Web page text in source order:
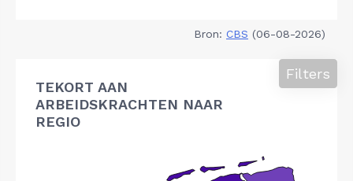
Bron: CBS (06-08-2026)
TEKORT AAN
ARBEIDSKRACHTEN NAAR
REGIO
Filters